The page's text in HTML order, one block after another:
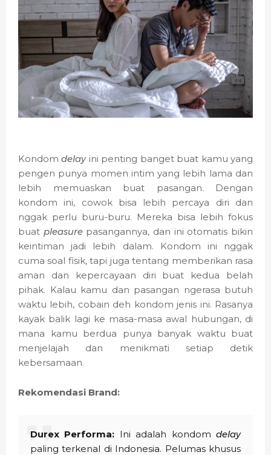
Kondomdelayini penting banget buat kamu yang
pengen punya momen intim yang lebih lama dan
lebih memuaskan buat pasangan. Dengan
kondom ini, cowok bisa lebih percaya diri dan
nggak perlu buru-buru. Mereka bisa lebih fokus
buat pleasurepasangannya, dan ini otomatis bikin
keintiman jadi lebih dalam. Kondom ini nggak
cuma soal fisik, tapi juga tentang memberikan rasa
aman dan kepercayaan diri buat kedua belah
pihak. Kalau kamu dan pasangan ngerasa butuh
waktu lebih, cobain deh kondom jenis ini. Rasanya
kayak balik lagi ke masa-masa awal hubungan, di
mana kamu berdua punya banyak waktu buat
menjelajah dan menikmati setiap detik
kebersamaan.
Rekomendasi Brand:
Durex Performa: Ini adalah kondomdelay
paling terkenal di Indonesia. Pelumas khusus